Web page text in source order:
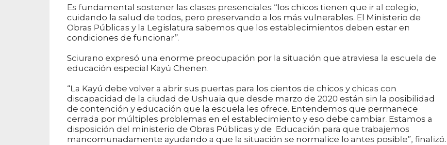
Es fundamental sostener las clases presenciales “los chicos tienen que ir al colegio,
cuidando la salud de todos, pero preservando a los más vulnerables. El Ministerio de
Obras Públicas y la Legislatura sabemos que los establecimientos deben estar en
condiciones de funcionar”.
Sciurano expresó una enorme preocupación por la situación que atraviesa la escuela de
educación especial Kayú Chenen.
“La Kayú debe volver a abrir sus puertas para los cientos de chicos y chicas con
discapacidad de la ciudad de Ushuaia que desde marzo de 2020 están sin la posibilidad
de contención y educación que la escuela les ofrece. Entendemos que permanece
cerrada por múltiples problemas en el establecimiento y eso debe cambiar. Estamos a
disposición del ministerio de Obras Públicas y de Educación para que trabajemos
mancomunadamente ayudando a que la situación se normalice lo antes posible”, finalizó.